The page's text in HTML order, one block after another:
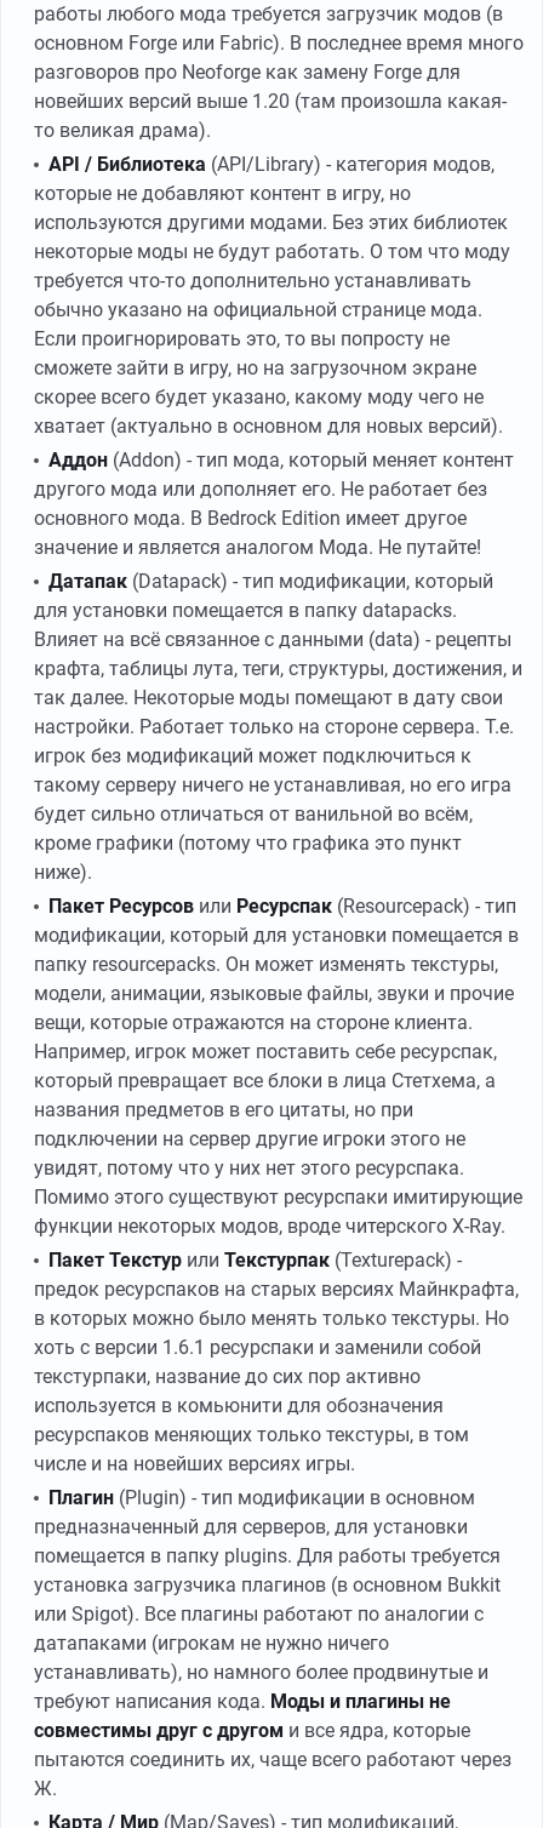
работы любого мода требуется загрузчик модов (в
основном Forge или Fabric). В последнее время много
разговоров про Neoforge как замену Forge для
новейших версий выше 1.20 (там произошла какая-
то великая драма).
API / Библиотека (API/Library) - категория модов,
которые не добавляют контент в игру, но
используются другими модами. Без этих библиотек
некоторые моды не будут работать. О том что моду
требуется что-то дополнительно устанавливать
обычно указано на официальной странице мода.
Если проигнорировать это, то вы попросту не
сможете зайти в игру, но на загрузочном экране
скорее всего будет указано, какому моду чего не
хватает (актуально в основном для новых версий).
Аддон (Addon) - тип мода, который меняет контент
другого мода или дополняет его. Не работает без
основного мода. В Bedrock Edition имеет другое
значение и является аналогом Мода. Не путайте!
Датапак (Datapack) - тип модификации, который
для установки помещается в папку datapacks.
Влияет на всё связанное с данными (data) - рецепты
крафта, таблицы лута, теги, структуры, достижения, и
так далее. Некоторые моды помещают в дату свои
настройки. Работает только на стороне сервера. Т.е.
игрок без модификаций может подключиться к
такому серверу ничего не устанавливая, но его игра
будет сильно отличаться от ванильной во всём,
кроме графики (потому что графика это пункт
ниже).
Пакет Ресурсов или Ресурспак (Resourcepack) - тип
модификации, который для установки помещается в
папку resourcepacks. Он может изменять текстуры,
модели, анимации, языковые файлы, звуки и прочие
вещи, которые отражаются на стороне клиента.
Например, игрок может поставить себе ресурспак,
который превращает все блоки в лица Стетхема, а
названия предметов в его цитаты, но при
подключении на сервер другие игроки этого не
увидят, потому что у них нет этого ресурспака.
Помимо этого существуют ресурспаки имитирующие
функции некоторых модов, вроде читерского X-Ray.
Пакет Текстур или Текстурпак (Texturepack) -
предок ресурспаков на старых версиях Майнкрафта,
в которых можно было менять только текстуры. Но
хоть с версии 1.6.1 ресурспаки и заменили собой
текстурпаки, название до сих пор активно
используется в комьюнити для обозначения
ресурспаков меняющих только текстуры, в том
числе и на новейших версиях игры.
Плагин (Plugin) - тип модификации в основном
предназначенный для серверов, для установки
помещается в папку plugins. Для работы требуется
установка загрузчика плагинов (в основном Bukkit
или Spigot). Все плагины работают по аналогии с
датапаками (игрокам не нужно ничего
устанавливать), но намного более продвинутые и
требуют написания кода. Моды и плагины не
совместимы друг с другом и все ядра, которые
пытаются соединить их, чаще всего работают через
Ж.
Карта / Мир (Map/Saves) - тип модификаций,